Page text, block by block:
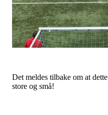
Det meldes tilbake om at
store og små!